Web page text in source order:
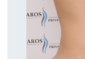
Øre-næse-